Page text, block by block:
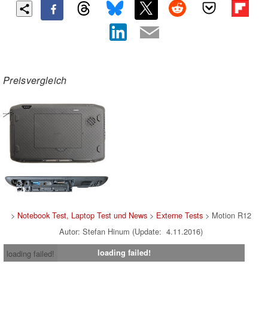
Preisvergleich
> Notebook Test, Laptop Test und News > Externe Tests > Motion R12
Autor: Stefan Hinum (Update: 4.11.2016)
loading failed!
loading failed!